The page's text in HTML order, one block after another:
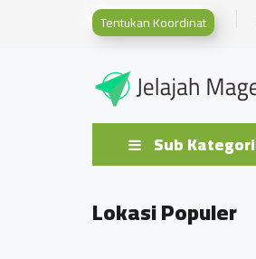
Tentukan Koordinat
Sub Kategori
Lokasi Populer